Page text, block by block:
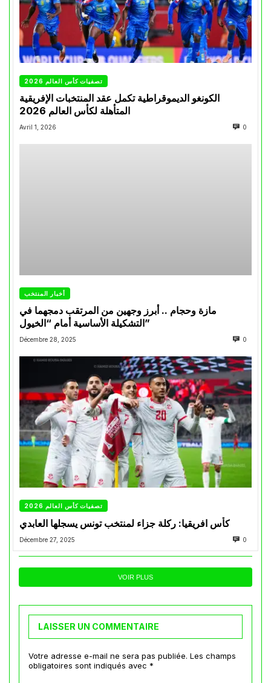
تصفيات كأس العالم 2026
الكونغو الديموقراطية تكمل عقد المنتخبات الإفريقية
المتأهلة لكأس العالم 2026
Avril 1, 2026 0
أخبار المنتخب
مازة وحجام .. أبرز وجهين من المرتقب دمجهما في
التشكيلة الأساسية أمام “الخيول”
Décembre 28, 2025 0
تصفيات كأس العالم 2026
كأس افريقيا: ركلة جزاء لمنتخب تونس يسجلها العابدي
Décembre 27, 2025 0
VOIR PLUS
LAISSER UN COMMENTAIRE
Votre adresse e-mail ne sera pas publiée. Les champs
obligatoires sont indiqués avec *